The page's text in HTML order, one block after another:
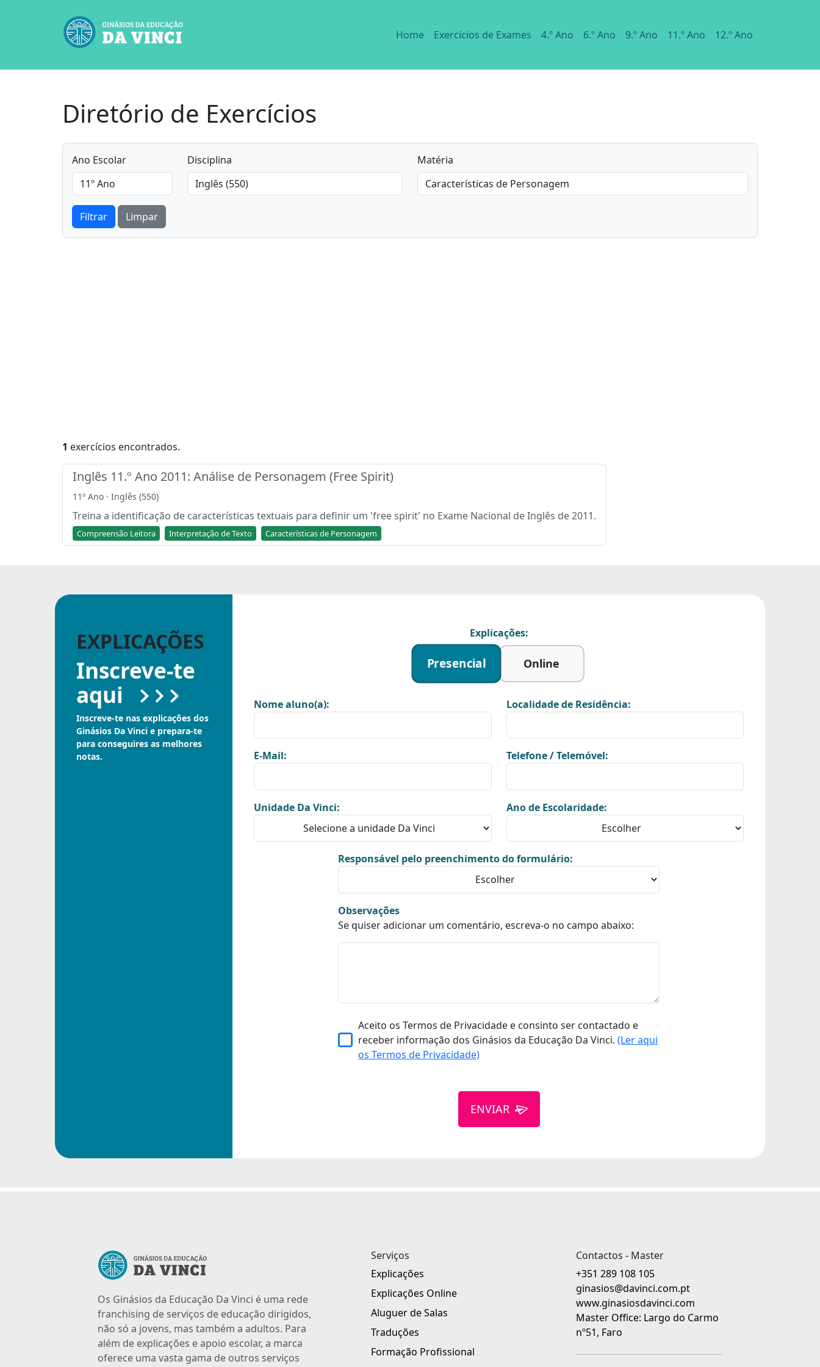
Home Exercícios de Exames 4.º Ano 6.º Ano 9.º Ano 11.º Ano 12.º Ano
Diretório de Exercícios
Ano Escolar Disciplina Matéria
Filtrar Limpar
1 exercícios encontrados.
Inglês 11.º Ano 2011: Análise de Personagem (Free Spirit)
11º Ano · Inglês (550)
Treina a identificação de características textuais para definir um 'free spirit' no Exame Nacional de Inglês de 2011.
Compreensão Leitora Interpretação de Texto Características de Personagem
EXPLICAÇÕES
Inscreve-te
aqui
Inscreve-te nas explicações dos
Ginásios Da Vinci e prepara-te
para conseguires as melhores
notas.
Explicações:
Presencial Online
Nome aluno(a): Localidade de Residência:
E-Mail: Telefone / Telemóvel:
Unidade Da Vinci: Ano de Escolaridade:
Responsável pelo preenchimento do formulário:
Observações
Se quiser adicionar um comentário, escreva-o no campo abaixo:
Aceito os Termos de Privacidade e consinto ser contactado e
receber informação dos Ginásios da Educação Da Vinci.(Ler aqui
os Termos de Privacidade)
ENVIAR
Os Ginásios da Educação Da Vinci é uma rede
franchising de serviços de educação dirigidos,
não só a jovens, mas também a adultos. Para
além de explicações e apoio escolar, a marca
oferece uma vasta gama de outros serviços
Serviços
Explicações
Explicações Online
Aluguer de Salas
Traduções
Formação Profissional
Contactos - Master
+351 289 108 105
ginasios@davinci.com.pt
www.ginasiosdavinci.com
Master Office: Largo do Carmo
nº51, Faro